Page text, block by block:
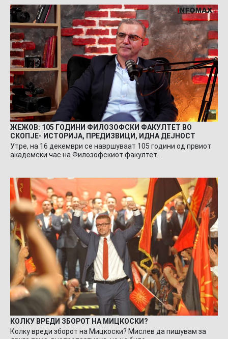
ЖЕЖОВ: 105 ГОДИНИ ФИЛОЗОФСКИ ФАКУЛТЕТ ВО
СКОПЈЕ- ИСТОРИЈА, ПРЕДИЗВИЦИ, ИДНА ДЕЈНОСТ
Утре, на 16 декември се навршуваат 105 години од првиот
академски час на Филозофскиот факултет…
КОЛКУ ВРЕДИ ЗБОРОТ НА МИЦКОСКИ?
Колку вреди зборот на Мицкоски? Мислев да пишувам за